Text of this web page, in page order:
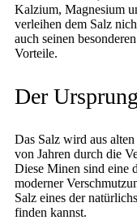
Kalzium, Magnesium
verleihen dem Salz
auch seinen
Vorteile.
Der
Das Salz wird aus
von Jahren durch die
Diese Minen sind eine
moderner
Salz eines der
finden kannst.